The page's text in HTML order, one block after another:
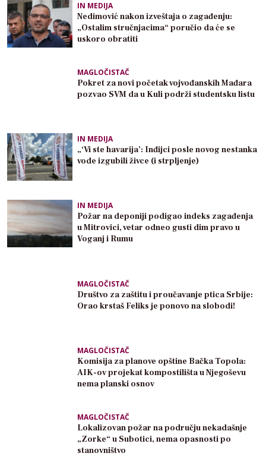
IN MEDIJA
Nedimović nakon izveštaja o zagađenju:
„Ostalim stručnjacima“ poručio da će se
uskoro obratiti
MAGLOČISTAČ
Pokret za novi početak vojvođanskih Mađara
pozvao SVM da u Kuli podrži studentsku listu
IN MEDIJA
„‘Vi ste havarija’: Inđijci posle novog nestanka
vode izgubili živce (i strpljenje)
IN MEDIJA
Požar na deponiji podigao indeks zagađenja
u Mitrovici, vetar odneo gusti dim pravo u
Voganj i Rumu
MAGLOČISTAČ
Društvo za zaštitu i proučavanje ptica Srbije:
Orao krstaš Feliks je ponovo na slobodi!
MAGLOČISTAČ
Komisija za planove opštine Bačka Topola:
AIK-ov projekat kompostilišta u Njegoševu
nema planski osnov
MAGLOČISTAČ
Lokalizovan požar na području nekadašnje
„Zorke“ u Subotici, nema opasnosti po
stanovništvo